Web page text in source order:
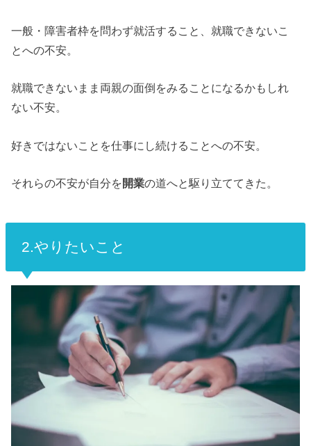
一般・障害者枠を問わず就活すること、就職できないこ
とへの不安。
就職できないまま両親の面倒をみることになるかもしれ
ない不安。
好きではないことを仕事にし続けることへの不安。
それらの不安が自分を開業の道へと駆り立ててきた。
2.やりたいこと